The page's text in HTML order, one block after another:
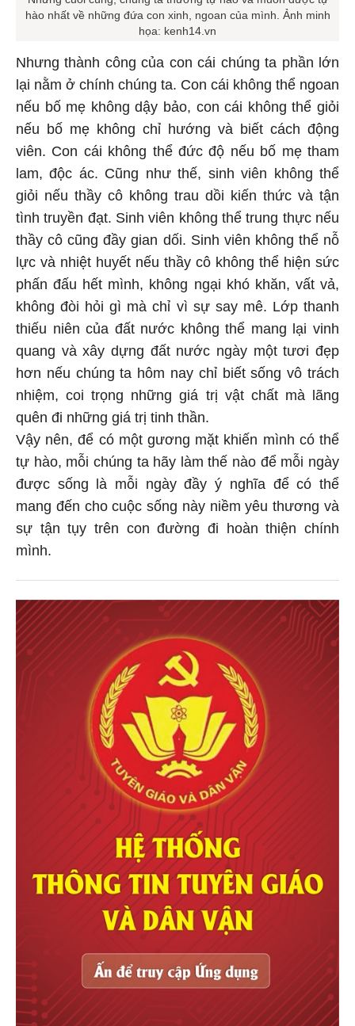
hào nhất về những đứa con xinh, ngoan của mình. Ảnh minh
họa: kenh14.vn
Nhưng thành công của con cái chúng ta phần lớn
lại nằm ở chính chúng ta. Con cái không thể ngoan
nếu bố mẹ không dậy bảo, con cái không thể giỏi
nếu bố mẹ không chỉ hướng và biết cách động
viên. Con cái không thể đức độ nếu bố mẹ tham
lam, độc ác. Cũng như thế, sinh viên không thể
giỏi nếu thầy cô không trau dồi kiến thức và tận
tình truyền đạt. Sinh viên không thể trung thực nếu
thầy cô cũng đầy gian dối. Sinh viên không thể nỗ
lực và nhiệt huyết nếu thầy cô không thể hiện sức
phấn đấu hết mình, không ngại khó khăn, vất vả,
không đòi hỏi gì mà chỉ vì sự say mê. Lớp thanh
thiếu niên của đất nước không thể mang lại vinh
quang và xây dựng đất nước ngày một tươi đẹp
hơn nếu chúng ta hôm nay chỉ biết sống vô trách
nhiệm, coi trọng những giá trị vật chất mà lãng
quên đi những giá trị tinh thần.
Vậy nên, để có một gương mặt khiến mình có thể
tự hào, mỗi chúng ta hãy làm thế nào để mỗi ngày
được sống là mỗi ngày đầy ý nghĩa để có thể
mang đến cho cuộc sống này niềm yêu thương và
sự tận tụy trên con đường đi hoàn thiện chính
mình.